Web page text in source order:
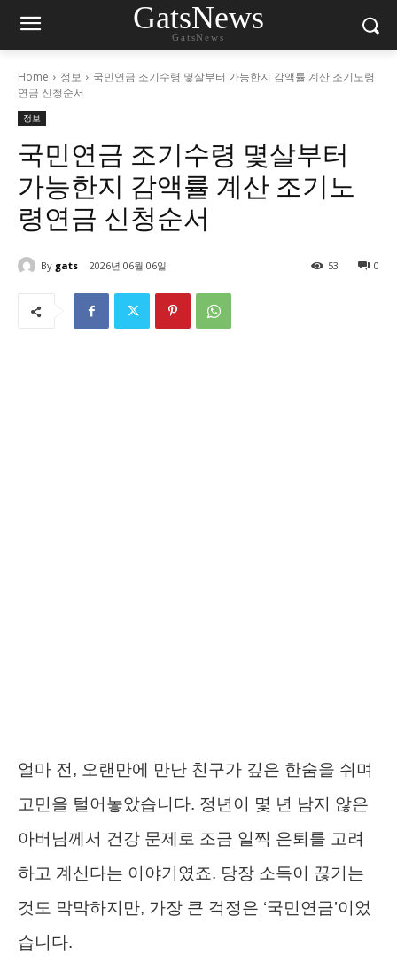
GatsNews
GatsNews
Home 정보
국민연금 조기수령 몇살부터 가능한지 감액률 계산 조기노령
연금 신청순서
정보
국민연금 조기수령 몇살부터
가능한지 감액률 계산 조기노
령연금 신청순서
By gats 2026년 06월 06일 0
53
얼마 전, 오랜만에 만난 친구가 깊은 한숨을 쉬며
고민을 털어놓았습니다. 정년이 몇 년 남지 않은
아버님께서 건강 문제로 조금 일찍 은퇴를 고려
하고 계신다는 이야기였죠. 당장 소득이 끊기는
것도 막막하지만, 가장 큰 걱정은 ‘국민연금’이었
습니다.